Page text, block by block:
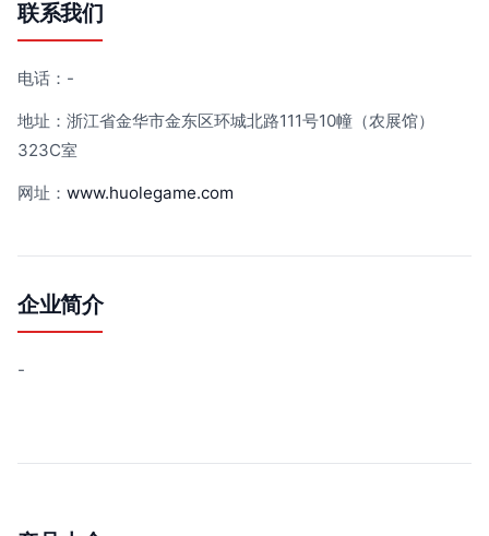
联系我们
电话：-
地址：浙江省金华市金东区环城北路111号10幢（农展馆）
323C室
网址： www.huolegame.com
企业简介
-